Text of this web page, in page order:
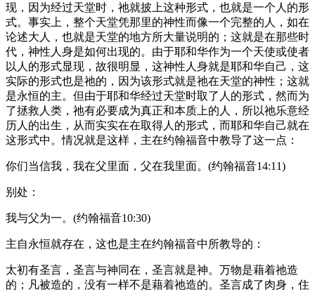
现，因为经过天堂时，祂就披上这种形式，也就是一个人的形
式。事实上，整个天堂凭那里的神性而像一个完整的人，如在
论述大人，也就是天堂的地方所大量说明的；这就是在那些时
代，神性人身是如何出现的。由于耶和华作为一个天使或使者
以人的形式显现，故很明显，这神性人身就是耶和华自己，这
实际的形式也是祂的，因为该形式就是祂在天堂的神性；这就
是永恒的主。但由于耶和华经过天堂时取了人的形式，然而为
了拯救人类，祂有必要成为真正和本质上的人，所以祂乐意经
历人的出生，从而实实在在取得人的形式，而耶和华自己就在
这形式中。情况就是这样，主在约翰福音中教导了这一点：
你们当信我，我在父里面，父在我里面。(约翰福音14:11)
别处：
我与父为一。(约翰福音10:30)
主自永恒就存在，这也是主在约翰福音中所教导的：
太初有圣言，圣言与神同在，圣言就是神。万物是藉着祂造
的；凡被造的，没有一样不是藉着祂造的。圣言成了肉身，住